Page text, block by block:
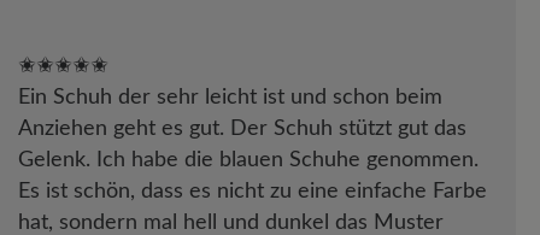
✬✬✬✬✬
Ein Schuh der sehr leicht ist und schon beim
Anziehen geht es gut. Der Schuh stützt gut das
Gelenk. Ich habe die blauen Schuhe genommen.
Es ist schön, dass es nicht zu eine einfache Farbe
hat, sondern mal hell und dunkel das Muster